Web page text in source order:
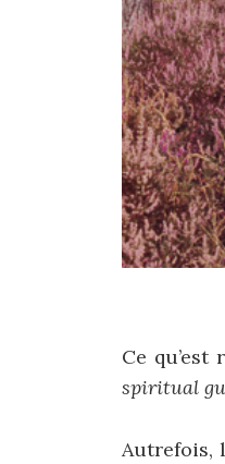
Ce
spiritual
Autrefois,